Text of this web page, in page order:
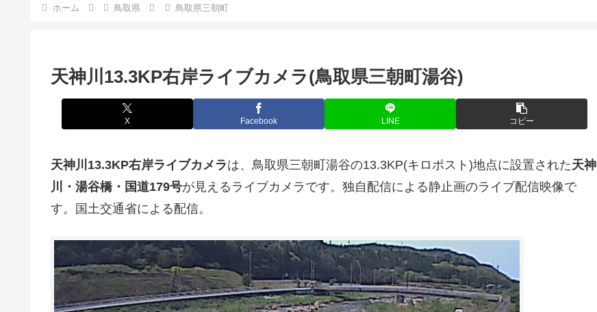
ホーム 鳥取県 鳥取県三朝町
天神川13.3KP右岸ライブカメラ(鳥取県三朝町湯谷)
X Facebook LINE コピー
天神川13.3KP右岸ライブカメラは、鳥取県三朝町湯谷の13.3KP(キロポスト)地点に設置された天神
川・湯谷橋・国道179号が見えるライブカメラです。独自配信による静止画のライブ配信映像で
す。国土交通省による配信。